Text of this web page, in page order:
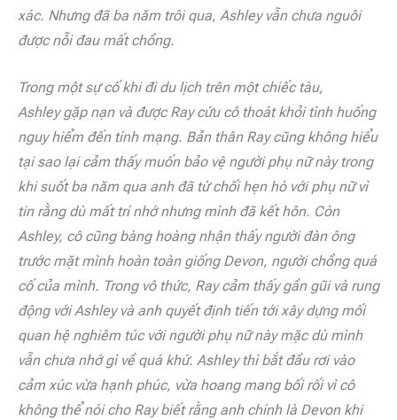
xác. Nhưng đã ba năm trôi qua, Ashley vẫn chưa nguôi
được nỗi đau mất chồng.
Trong một sự cố khi đi du lịch trên một chiếc tàu,
Ashley gặp nạn và được Ray cứu cô thoát khỏi tình huống
nguy hiểm đến tính mạng. Bản thân Ray cũng không hiểu
tại sao lại cảm thấy muốn bảo vệ người phụ nữ này trong
khi suốt ba năm qua anh đã từ chối hẹn hò với phụ nữ vì
tin rằng dù mất trí nhớ nhưng mình đã kết hôn. Còn
Ashley, cô cũng bàng hoàng nhận thấy người đàn ông
trước mặt mình hoàn toàn giống Devon, người chồng quá
cố của mình. Trong vô thức, Ray cảm thấy gần gũi và rung
động với Ashley và anh quyết định tiến tới xây dựng mối
quan hệ nghiêm túc với người phụ nữ này mặc dù mình
vẫn chưa nhớ gì về quá khứ. Ashley thì bắt đầu rơi vào
cảm xúc vừa hạnh phúc, vừa hoang mang bối rối vì cô
không thể nói cho Ray biết rằng anh chính là Devon khi